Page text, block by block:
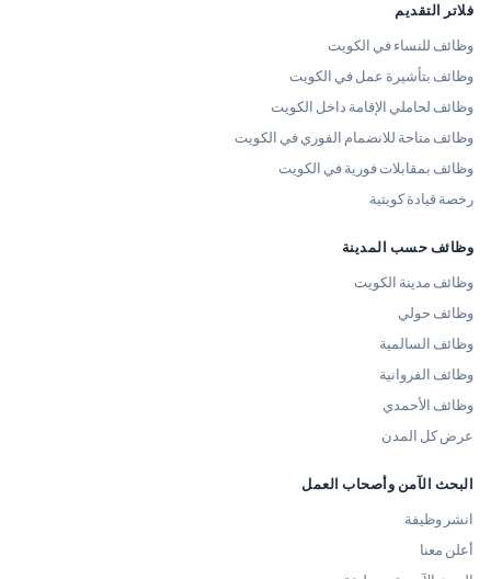
فلاتر التقديم
وظائف للنساء في الكويت
وظائف بتأشيرة عمل في الكويت
وظائف لحاملي الإقامة داخل الكويت
وظائف متاحة للانضمام الفوري في الكويت
وظائف بمقابلات فورية في الكويت
رخصة قيادة كويتية
وظائف حسب المدينة
وظائف مدينة الكويت
وظائف حولي
وظائف السالمية
وظائف الفروانية
وظائف الأحمدي
عرض كل المدن
البحث الآمن وأصحاب العمل
انشر وظيفة
أعلن معنا